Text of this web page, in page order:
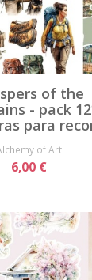
of the
- pack
para
of Art
6,00 €